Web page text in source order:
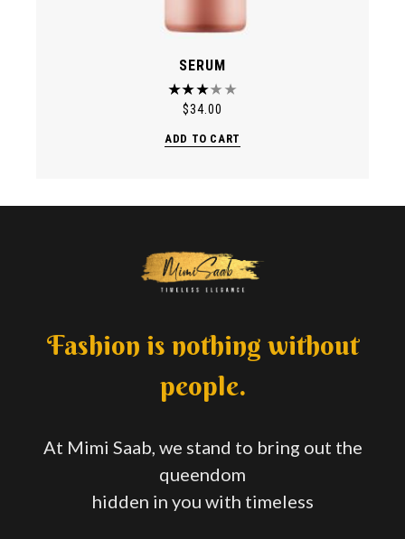
SERUM
$34.00
ADD TO CART
Fashion is nothing without
people.
At Mimi Saab, we stand to bring out the
queendom
hidden in you with timeless